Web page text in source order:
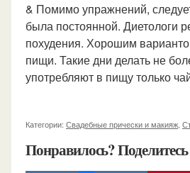
& Помимо упражнений,
была постоянной. Диетологи
похудения. Хорошим
пищи. Такие дни делать не
употребляют в пищу только
Категории: Свадебные прически и макияж
Понравилось?